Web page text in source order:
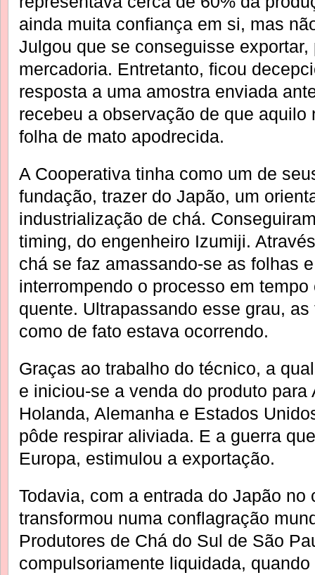
ainda muita confiança em si, mas
Julgou que se conseguisse
mercadoria. Entretanto, ficou
resposta a uma amostra enviada
recebeu a observação de que aquilo
folha de mato apodrecida.
A Cooperativa tinha como um de
fundação, trazer do Japão, um
industrialização de chá.
timing, do engenheiro Izumiji.
chá se faz amassando-se as folhas
interrompendo o processo em
quente. Ultrapassando esse grau,
como de fato estava ocorrendo.
Graças ao trabalho do técnico, a
e iniciou-se a venda do produto para
Holanda, Alemanha e Estados
pôde respirar aliviada. E a guerra
Europa, estimulou a exportação.
Todavia, com a entrada do Japão no
transformou numa conflagração
Produtores de Chá do Sul de São
compulsoriamente liquidada,